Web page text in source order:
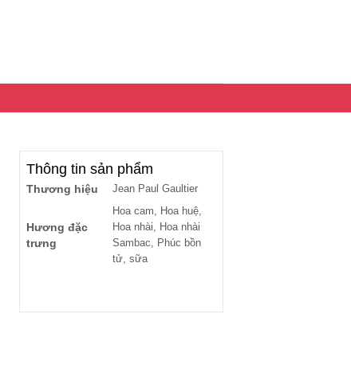
Thông tin sản phẩm
Thương hiệu Jean Paul Gaultier
Hương đặc
trưng
Hoa cam, Hoa huệ,
Hoa nhài, Hoa nhài
Sambac, Phúc bồn
tử, sữa